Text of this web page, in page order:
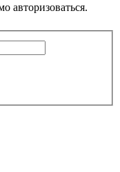
авторизоваться.